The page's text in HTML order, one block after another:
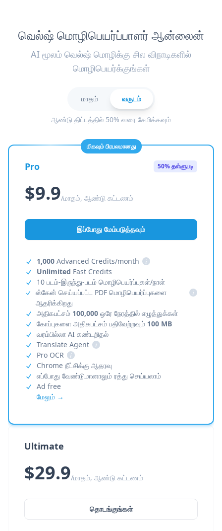
வெல்ஷ் மொழிபெயர்ப்பாளர் ஆன்லைன்
AI மூலம் வெல்ஷ் மொழிக்கு சில விநாடிகளில்
மொழிபெயர்க்குங்கள்
மாதம் வருடம்
ஆண்டு திட்டத்தில் 50% வரை சேமிக்கவும்
மிகவும் பிரபலமானது
Pro 50% தள்ளுபடி
$9.9/மாதம், ஆண்டு கட்டணம்
இப்போது மேம்படுத்தவும்
1,000 Advanced Credits/month
i
Unlimited Fast Credits
10 படம்-இருந்து-படம் மொழிபெயர்ப்புகள்/நாள்
ஸ்கேன் செய்யப்பட்ட PDF மொழிபெயர்ப்புகளை
ஆதரிக்கிறது
i
அதிகபட்சம் 100,000 ஒரே நேரத்தில் எழுத்துக்கள்
கோப்புகளை அதிகபட்சம் பதிவேற்றவும் 100 MB
வரம்பில்லா AI கண்டறிதல்
Translate Agent
i
Pro OCR
i
Chrome நீட்சிக்கு ஆதரவு
எப்போது வேண்டுமானாலும் ரத்து செய்யலாம்
Ad free
மேலும் →
Ultimate
$29.9/மாதம், ஆண்டு கட்டணம்
தொடங்குங்கள்